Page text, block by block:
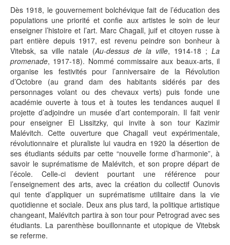
Dès 1918, le gouvernement bolchévique fait de l’éducation des
populations une priorité et confie aux artistes le soin de leur
enseigner l’histoire et l’art. Marc Chagall, juif et citoyen russe à
part entière depuis 1917, est revenu peindre son bonheur à
Vitebsk, sa ville natale (Au-dessus de la ville, 1914-18 ; La
promenade, 1917-18). Nommé commissaire aux beaux-arts, il
organise les festivités pour l’anniversaire de la Révolution
d’Octobre (au grand dam des habitants sidérés par des
personnages volant ou des chevaux verts) puis fonde une
académie ouverte à tous et à toutes les tendances auquel il
projette d’adjoindre un musée d’art contemporain. Il fait venir
pour enseigner El Lissitzky, qui invite à son tour Kazimir
Malévitch. Cette ouverture que Chagall veut expérimentale,
révolutionnaire et pluraliste lui vaudra en 1920 la désertion de
ses étudiants séduits par cette “nouvelle forme d’harmonie”, à
savoir le suprématisme de Malévitch, et son propre départ de
l’école. Celle-ci devient pourtant une référence pour
l’enseignement des arts, avec la création du collectif Ounovis
qui tente d’appliquer un suprématisme utilitaire dans la vie
quotidienne et sociale. Deux ans plus tard, la politique artistique
changeant, Malévitch partira à son tour pour Petrograd avec ses
étudiants. La parenthèse bouillonnante et utopique de Vitebsk
se referme.